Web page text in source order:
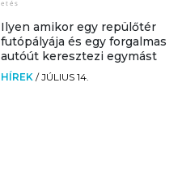
Ilyen amikor egy repülőtér
futópályája és egy forgalmas
autóút keresztezi egymást
HÍREK /JÚLIUS 14.